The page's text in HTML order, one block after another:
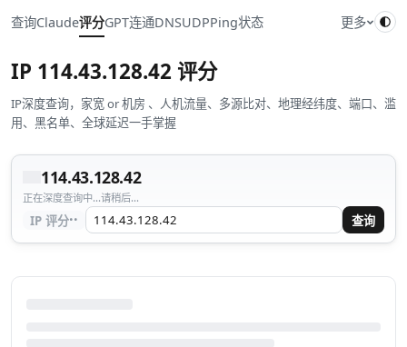
查询Claude评分GPT连通DNSUDPPing状态 更多
IP 114.43.128.42 评分
IP深度查询，家宽 or 机房 、人机流量、多源比对、地理经纬度、端口、滥
用、黑名单、全球延迟一手掌握
114.43.128.42
正在深度查询中...请稍后...
IP 评分·· 查询